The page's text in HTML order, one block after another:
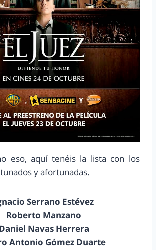
eso, aquí tenéis la lista con los
y afortunadas.
Serrano Estévez
Roberto Manzano
Daniel Navas Herrera
Antonio Gómez Duarte